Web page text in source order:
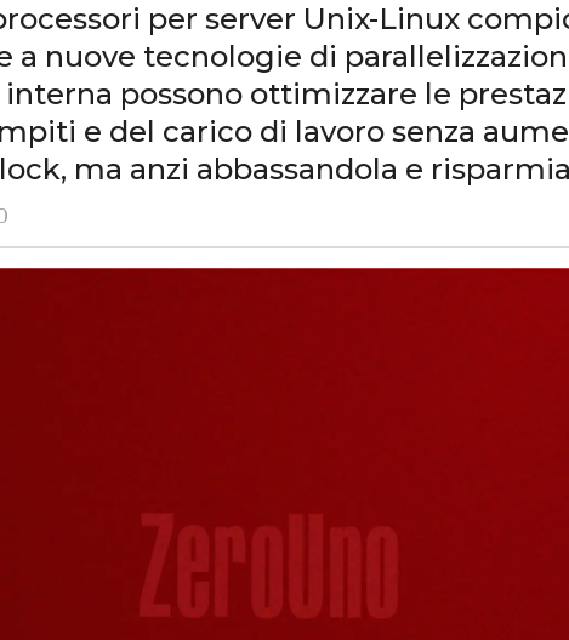
per server Unix-Linux
a nuove tecnologie di
possono ottimizzare le
e del carico di lavoro senza
ma anzi abbassandola e